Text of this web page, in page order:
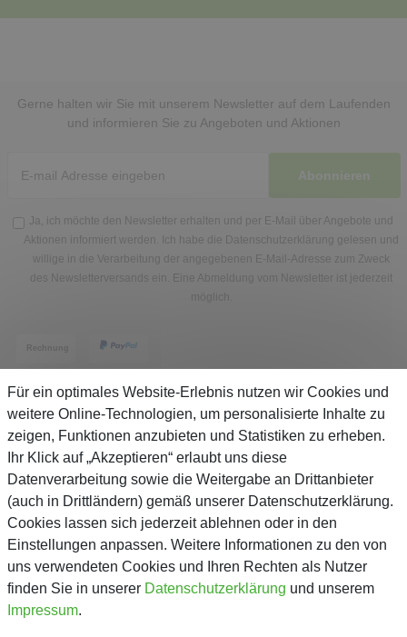
Gerne halten wir Sie mit unserem Newsletter auf dem Laufenden
und informieren Sie zu Angeboten und Aktionen
Abonnieren
Ja, ich möchte den Newsletter erhalten und per E-Mail über Angebote und
Aktionen informiert werden. Ich habe die Datenschutzerklärung gelesen und
willige in die Verarbeitung der angegebenen E-Mail-Adresse zum Zweck
des Newsletterversands ein. Eine Abmeldung vom Newsletter ist jederzeit
möglich.
Service
Unternehmen
Kontaktformular
AGB
Für ein optimales Website-Erlebnis nutzen wir Cookies und
weitere Online-Technologien, um personalisierte Inhalte zu
zeigen, Funktionen anzubieten und Statistiken zu erheben.
Ihr Klick auf „Akzeptieren“ erlaubt uns diese
Datenverarbeitung sowie die Weitergabe an Drittanbieter
(auch in Drittländern) gemäß unserer Datenschutzerklärung.
Cookies lassen sich jederzeit ablehnen oder in den
Einstellungen anpassen. Weitere Informationen zu den von
uns verwendeten Cookies und Ihren Rechten als Nutzer
finden Sie in unserer Daten­schutz­erklärung und unserem
Impressum.